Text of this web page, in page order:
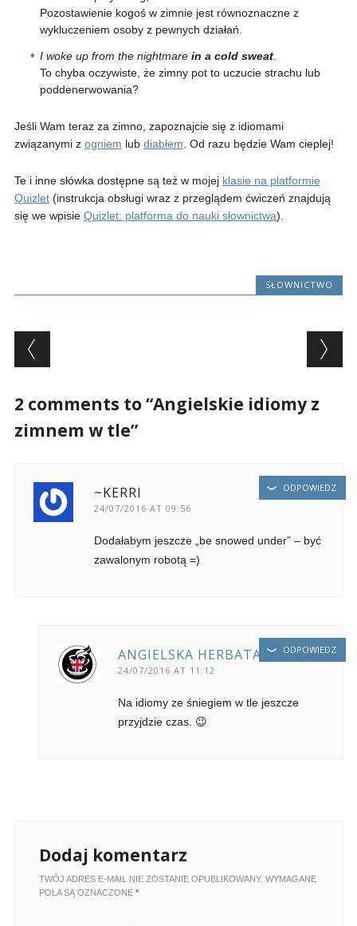
Pozostawienie kogoś w zimnie jest równoznaczne z
wykluczeniem osoby z pewnych działań.
I woke up from the nightmare in a cold sweat.
To chyba oczywiste, że zimny pot to uczucie strachu lub
poddenerwowania?
Jeśli Wam teraz za zimno, zapoznajcie się z idiomami
związanymi z ogniem lub diabłem. Od razu będzie Wam cieplej!
Te i inne słówka dostępne są też w mojej klasie na platformie
Quizlet(instrukcja obsługi wraz z przeglądem ćwiczeń znajdują
się we wpisie Quizlet: platforma do nauki słownictwa).
SŁOWNICTWO
Post navigation
2 comments to “Angielskie idiomy z
zimnem w tle”
~KERRI
24/07/2016 AT 09:56
Dodałabym jeszcze „be snowed under” – być
zawalonym robotą =)
ODPOWIEDZ
ANGIELSKA HERBATA
24/07/2016 AT 11:12
Na idiomy ze śniegiem w tle jeszcze
przyjdzie czas. 😉
ODPOWIEDZ
Dodaj komentarz
TWÓJ ADRES E-MAIL NIE ZOSTANIE OPUBLIKOWANY. WYMAGANE
POLA SĄ OZNACZONE *